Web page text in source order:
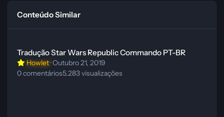
Conteúdo Similar
Tradução Star Wars Republic Commando PT-BR
Howlet·Outubro 21, 2019
0comentários5.283visualizações